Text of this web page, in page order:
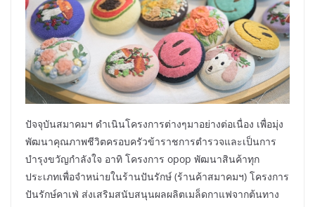
ปัจจุบันสมาคมฯ ดำเนินโครงการต่างๆมาอย่างต่อเนื่อง เพื่อมุ่ง
พัฒนาคุณภาพชีวิตครอบครัวข้าราชการตำรวจและเป็นการ
บำรุงขวัญกำลังใจ อาทิ โครงการ opop พัฒนาสินค้าทุก
ประเภทเพื่อจำหน่ายในร้านปันรักษ์ (ร้านค้าสมาคมฯ) โครงการ
ปันรักษ์คาเฟ่ ส่งเสริมสนับสนุนผลผลิตเมล็ดกาแฟจากต้นทาง